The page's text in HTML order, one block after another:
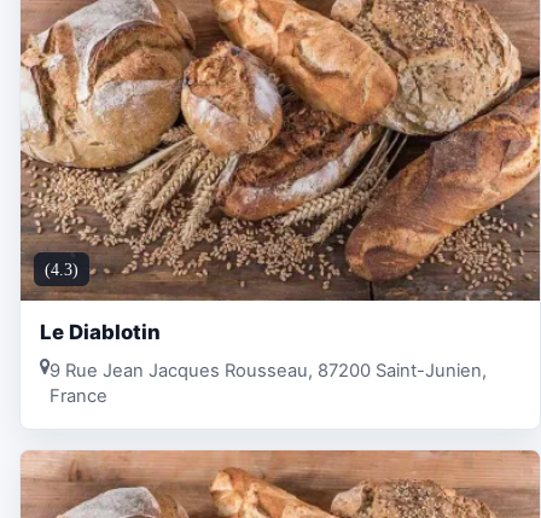
(4.3)
Le Diablotin
9 Rue Jean Jacques Rousseau, 87200 Saint-Junien,
France